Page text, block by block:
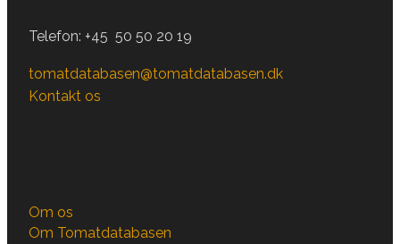
Telefon: +45 50 50 20 19
tomatdatabasen@tomatdatabasen.dk
Kontakt os
Om os
Om Tomatdatabasen